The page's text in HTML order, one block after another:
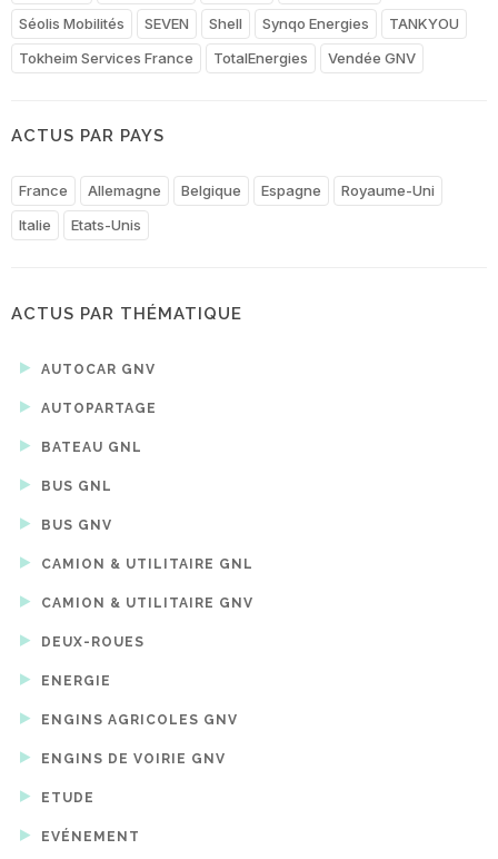
Séolis Mobilités
SEVEN Shell Synqo Energies
TANKYOU
Tokheim Services France
TotalEnergies Vendée GNV
ACTUS PAR PAYS
France Allemagne Belgique Espagne
Royaume-Uni
Italie
Etats-Unis
ACTUS PAR THÉMATIQUE
AUTOCAR GNV
AUTOPARTAGE
BATEAU GNL
BUS GNL
BUS GNV
CAMION & UTILITAIRE GNL
CAMION & UTILITAIRE GNV
DEUX-ROUES
ENERGIE
ENGINS AGRICOLES GNV
ENGINS DE VOIRIE GNV
ETUDE
EVÉNEMENT